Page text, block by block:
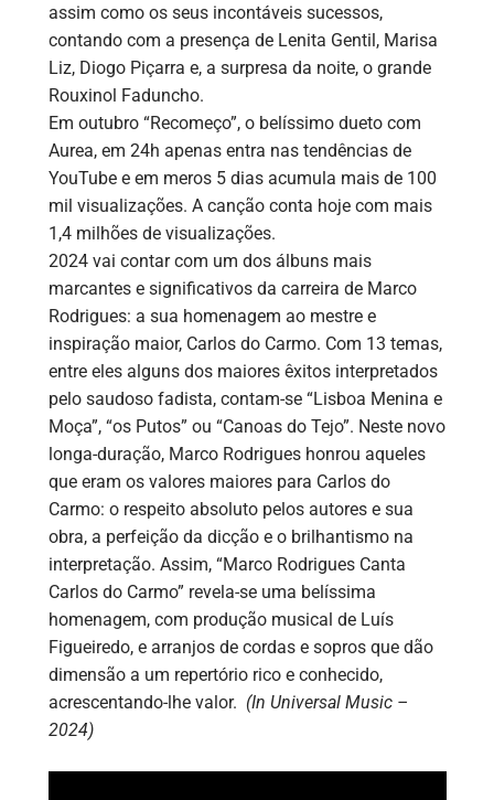
assim como os seus incontáveis sucessos,
contando com a presença de Lenita Gentil, Marisa
Liz, Diogo Piçarra e, a surpresa da noite, o grande
Rouxinol Faduncho.
Em outubro “Recomeço”, o belíssimo dueto com
Aurea, em 24h apenas entra nas tendências de
YouTube e em meros 5 dias acumula mais de 100
mil visualizações. A canção conta hoje com mais
1,4 milhões de visualizações.
2024 vai contar com um dos álbuns mais
marcantes e significativos da carreira de Marco
Rodrigues: a sua homenagem ao mestre e
inspiração maior, Carlos do Carmo. Com 13 temas,
entre eles alguns dos maiores êxitos interpretados
pelo saudoso fadista, contam-se “Lisboa Menina e
Moça”, “os Putos” ou “Canoas do Tejo”. Neste novo
longa-duração, Marco Rodrigues honrou aqueles
que eram os valores maiores para Carlos do
Carmo: o respeito absoluto pelos autores e sua
obra, a perfeição da dicção e o brilhantismo na
interpretação. Assim, “Marco Rodrigues Canta
Carlos do Carmo” revela-se uma belíssima
homenagem, com produção musical de Luís
Figueiredo, e arranjos de cordas e sopros que dão
dimensão a um repertório rico e conhecido,
acrescentando-lhe valor. (In Universal Music –
2024)